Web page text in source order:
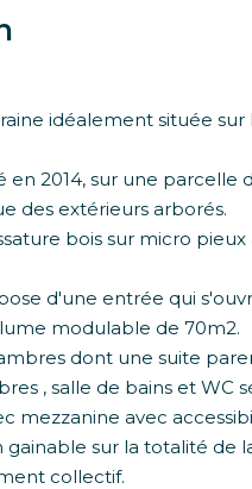
idéalement située
en 2014, sur une parcelle
des extérieurs arborés.
bois sur micro
d'une entrée qui
modulable de 70m2.
dont une suite
, salle de bains et WC
mezzanine avec
gainable sur la totalité de
collectif.